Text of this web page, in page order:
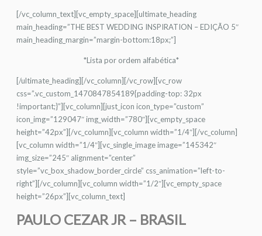
[/vc_column_text][vc_empty_space][ultimate_heading
main_heading=”THE BEST WEDDING INSPIRATION – EDIÇÃO 5″
main_heading_margin=”margin-bottom:18px;”]
*Lista por ordem alfabética*
[/ultimate_heading][/vc_column][/vc_row][vc_row
css=”.vc_custom_1470847854189{padding-top: 32px
!important;}”][vc_column][just_icon icon_type=”custom”
icon_img=”129047″ img_width=”780″][vc_empty_space
height=”42px”][/vc_column][vc_column width=”1/4″][/vc_column]
[vc_column width=”1/4″][vc_single_image image=”145342″
img_size=”245″ alignment=”center”
style=”vc_box_shadow_border_circle” css_animation=”left-to-
right”][/vc_column][vc_column width=”1/2″][vc_empty_space
height=”26px”][vc_column_text]
PAULO CEZAR JR – BRASIL